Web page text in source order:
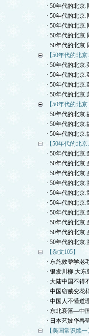
· 50年代的北京.
· 50年代的北京.
· 50年代的北京.
· 50年代的北京.
· 50年代的北京.
【50年代的北京
· 50年代的北京.
· 50年代的北京.
· 50年代的北京.
· 50年代的北京.
【50年代的北京
· 50年代的北京.
· 50年代的北京.
· 50年代的北京.
【50年代的北京
· 50年代的北京
· 50年代的北京.
· 50年代的北京.
· 50年代的北京.
· 50年代的北京.
· 50年代的北京.
· 50年代的北京.
· 50年代的北京.
· 50年代的北京.
· 50年代的北京.
【杂文105】
· 东施效颦学老
· 银发川柳.大
· 大陆中国不得
· 中国窃贼变花
· 中国人不懂道
· 东北衰落—中
· 日本艺妓华春
【美国常识续一